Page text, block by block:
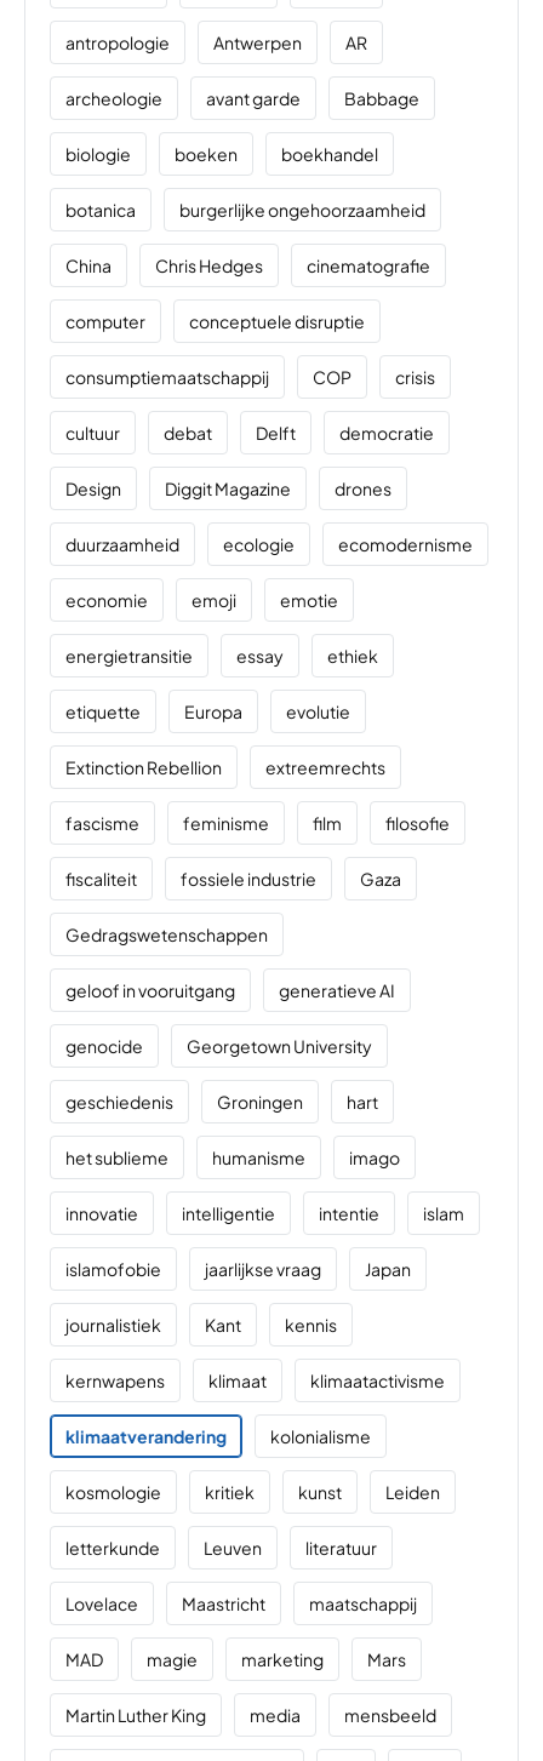
antropologie Antwerpen AR
archeologie avant garde Babbage
biologie boeken boekhandel
botanica burgerlijke ongehoorzaamheid
China Chris Hedges cinematografie
computer conceptuele disruptie
consumptiemaatschappij COP crisis
cultuur debat Delft democratie
Design Diggit Magazine drones
duurzaamheid ecologie ecomodernisme
economie emoji emotie
energietransitie essay ethiek
etiquette Europa evolutie
Extinction Rebellion extreemrechts
fascisme feminisme film filosofie
fiscaliteit fossiele industrie Gaza
Gedragswetenschappen
geloof in vooruitgang generatieve AI
genocide Georgetown University
geschiedenis Groningen hart
het sublieme humanisme imago
innovatie intelligentie intentie islam
islamofobie jaarlijkse vraag Japan
journalistiek Kant kennis
kernwapens klimaat klimaatactivisme
klimaatverandering kolonialisme
kosmologie kritiek kunst Leiden
letterkunde Leuven literatuur
Lovelace Maastricht maatschappij
MAD magie marketing Mars
Martin Luther King media mensbeeld